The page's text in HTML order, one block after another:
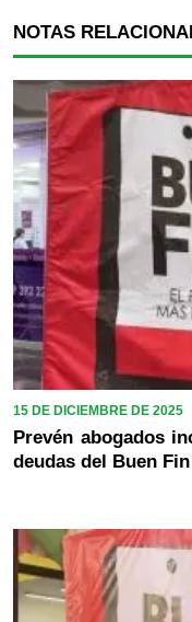
NOTAS
15 DE DICIEMBRE DE 2025
Prevén abogados
deudas del Buen Fin